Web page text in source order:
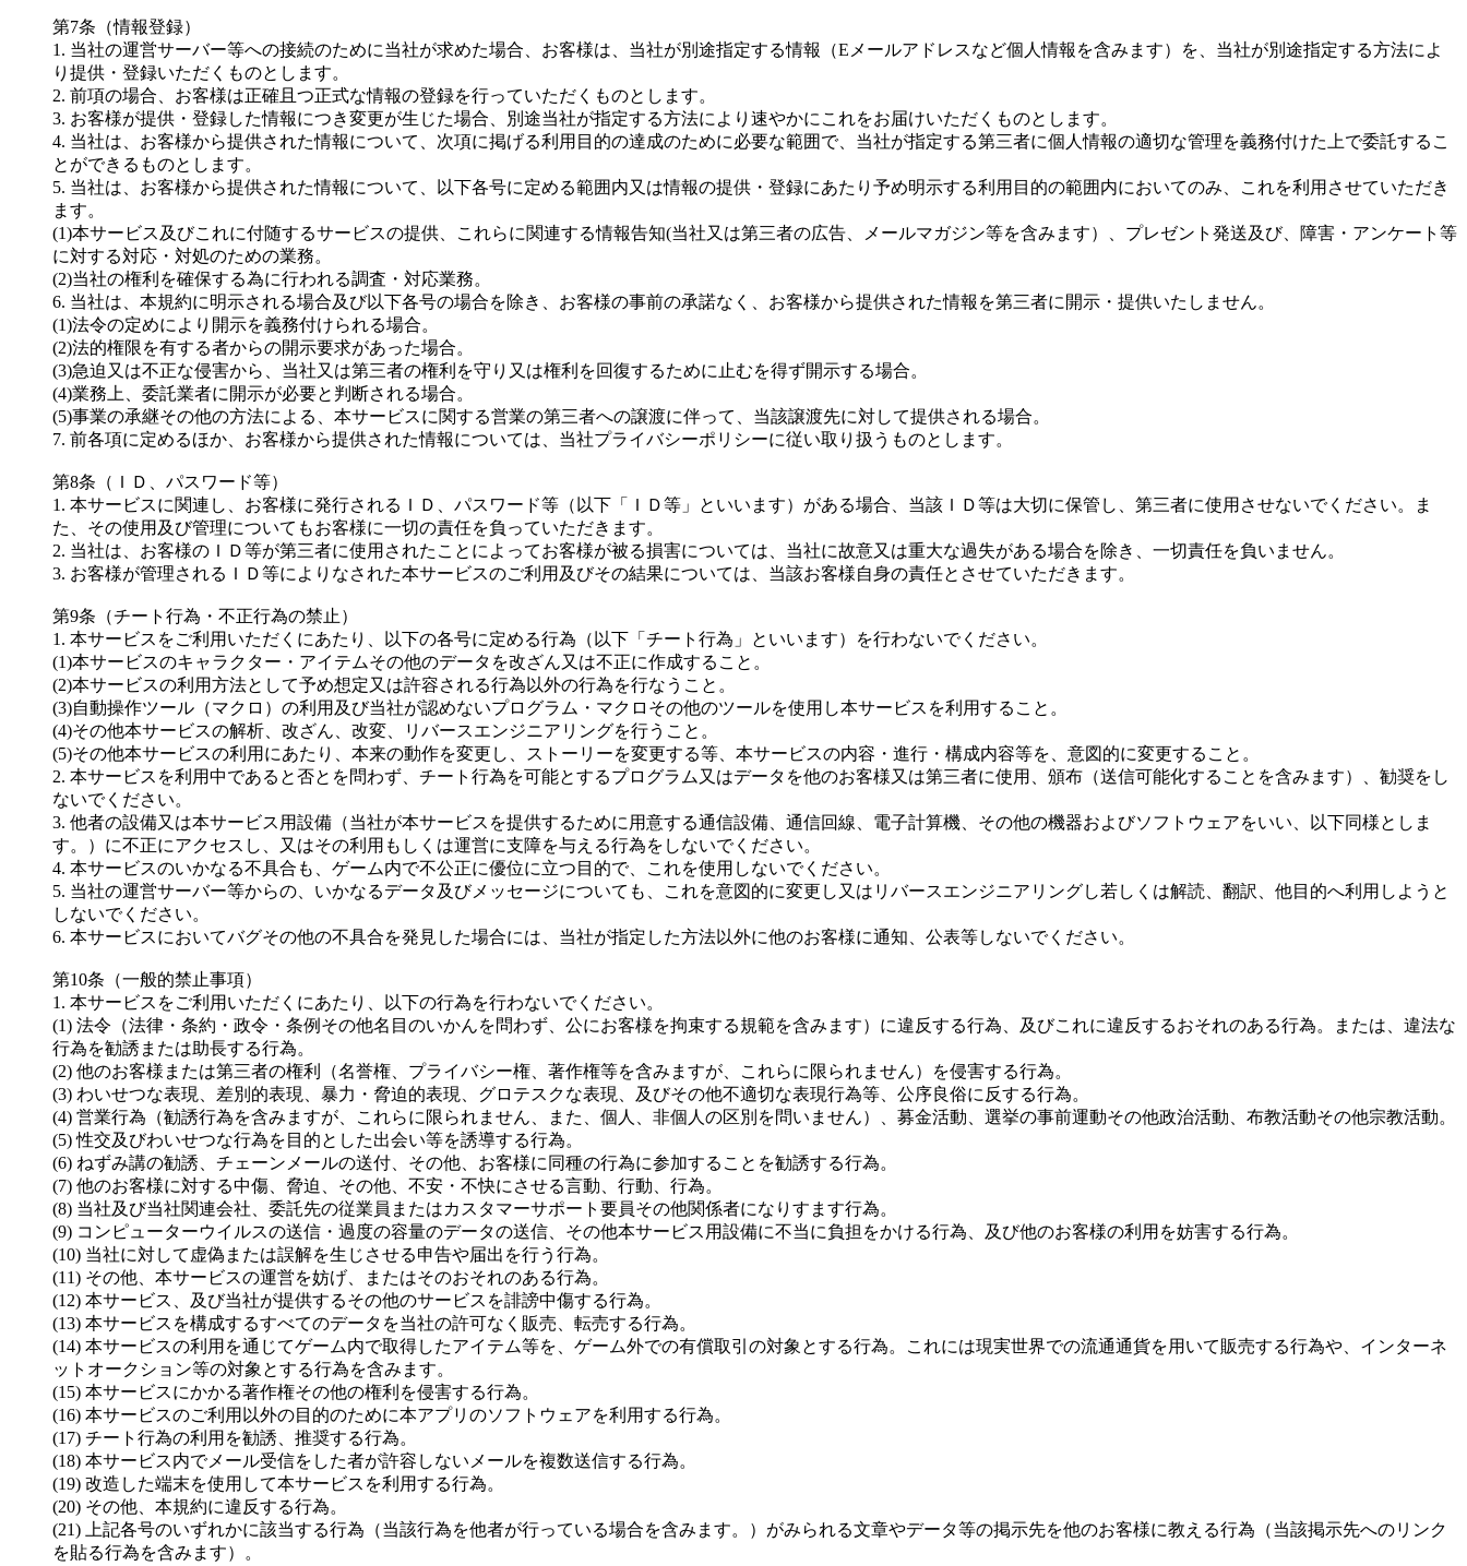
第7条（情報登録）
1. 当社の運営サーバー等への接続のために当社が求めた場合、お客様は、当社が別途指定する情報（Eメールアドレスなど個人情報を含みます）を、当社が別途指定する方法によ
り提供・登録いただくものとします。
2. 前項の場合、お客様は正確且つ正式な情報の登録を行っていただくものとします。
3. お客様が提供・登録した情報につき変更が生じた場合、別途当社が指定する方法により速やかにこれをお届けいただくものとします。
4. 当社は、お客様から提供された情報について、次項に掲げる利用目的の達成のために必要な範囲で、当社が指定する第三者に個人情報の適切な管理を義務付けた上で委託するこ
とができるものとします。
5. 当社は、お客様から提供された情報について、以下各号に定める範囲内又は情報の提供・登録にあたり予め明示する利用目的の範囲内においてのみ、これを利用させていただき
ます。
(1)本サービス及びこれに付随するサービスの提供、これらに関連する情報告知(当社又は第三者の広告、メールマガジン等を含みます）、プレゼント発送及び、障害・アンケート等
に対する対応・対処のための業務。
(2)当社の権利を確保する為に行われる調査・対応業務。
6. 当社は、本規約に明示される場合及び以下各号の場合を除き、お客様の事前の承諾なく、お客様から提供された情報を第三者に開示・提供いたしません。
(1)法令の定めにより開示を義務付けられる場合。
(2)法的権限を有する者からの開示要求があった場合。
(3)急迫又は不正な侵害から、当社又は第三者の権利を守り又は権利を回復するために止むを得ず開示する場合。
(4)業務上、委託業者に開示が必要と判断される場合。
(5)事業の承継その他の方法による、本サービスに関する営業の第三者への譲渡に伴って、当該譲渡先に対して提供される場合。
7. 前各項に定めるほか、お客様から提供された情報については、当社プライバシーポリシーに従い取り扱うものとします。
第8条（ＩＤ、パスワード等）
1. 本サービスに関連し、お客様に発行されるＩＤ、パスワード等（以下「ＩＤ等」といいます）がある場合、当該ＩＤ等は大切に保管し、第三者に使用させないでください。ま
た、その使用及び管理についてもお客様に一切の責任を負っていただきます。
2. 当社は、お客様のＩＤ等が第三者に使用されたことによってお客様が被る損害については、当社に故意又は重大な過失がある場合を除き、一切責任を負いません。
3. お客様が管理されるＩＤ等によりなされた本サービスのご利用及びその結果については、当該お客様自身の責任とさせていただきます。
第9条（チート行為・不正行為の禁止）
1. 本サービスをご利用いただくにあたり、以下の各号に定める行為（以下「チート行為」といいます）を行わないでください。
(1)本サービスのキャラクター・アイテムその他のデータを改ざん又は不正に作成すること。
(2)本サービスの利用方法として予め想定又は許容される行為以外の行為を行なうこと。
(3)自動操作ツール（マクロ）の利用及び当社が認めないプログラム・マクロその他のツールを使用し本サービスを利用すること。
(4)その他本サービスの解析、改ざん、改変、リバースエンジニアリングを行うこと。
(5)その他本サービスの利用にあたり、本来の動作を変更し、ストーリーを変更する等、本サービスの内容・進行・構成内容等を、意図的に変更すること。
2. 本サービスを利用中であると否とを問わず、チート行為を可能とするプログラム又はデータを他のお客様又は第三者に使用、頒布（送信可能化することを含みます）、勧奨をし
ないでください。
3. 他者の設備又は本サービス用設備（当社が本サービスを提供するために用意する通信設備、通信回線、電子計算機、その他の機器およびソフトウェアをいい、以下同様としま
す。）に不正にアクセスし、又はその利用もしくは運営に支障を与える行為をしないでください。
4. 本サービスのいかなる不具合も、ゲーム内で不公正に優位に立つ目的で、これを使用しないでください。
5. 当社の運営サーバー等からの、いかなるデータ及びメッセージについても、これを意図的に変更し又はリバースエンジニアリングし若しくは解読、翻訳、他目的へ利用しようと
しないでください。
6. 本サービスにおいてバグその他の不具合を発見した場合には、当社が指定した方法以外に他のお客様に通知、公表等しないでください。
第10条（一般的禁止事項）
1. 本サービスをご利用いただくにあたり、以下の行為を行わないでください。
(1) 法令（法律・条約・政令・条例その他名目のいかんを問わず、公にお客様を拘束する規範を含みます）に違反する行為、及びこれに違反するおそれのある行為。または、違法な
行為を勧誘または助長する行為。
(2) 他のお客様または第三者の権利（名誉権、プライバシー権、著作権等を含みますが、これらに限られません）を侵害する行為。
(3) わいせつな表現、差別的表現、暴力・脅迫的表現、グロテスクな表現、及びその他不適切な表現行為等、公序良俗に反する行為。
(4) 営業行為（勧誘行為を含みますが、これらに限られません、また、個人、非個人の区別を問いません）、募金活動、選挙の事前運動その他政治活動、布教活動その他宗教活動。
(5) 性交及びわいせつな行為を目的とした出会い等を誘導する行為。
(6) ねずみ講の勧誘、チェーンメールの送付、その他、お客様に同種の行為に参加することを勧誘する行為。
(7) 他のお客様に対する中傷、脅迫、その他、不安・不快にさせる言動、行動、行為。
(8) 当社及び当社関連会社、委託先の従業員またはカスタマーサポート要員その他関係者になりすます行為。
(9) コンピューターウイルスの送信・過度の容量のデータの送信、その他本サービス用設備に不当に負担をかける行為、及び他のお客様の利用を妨害する行為。
(10) 当社に対して虚偽または誤解を生じさせる申告や届出を行う行為。
(11) その他、本サービスの運営を妨げ、またはそのおそれのある行為。
(12) 本サービス、及び当社が提供するその他のサービスを誹謗中傷する行為。
(13) 本サービスを構成するすべてのデータを当社の許可なく販売、転売する行為。
(14) 本サービスの利用を通じてゲーム内で取得したアイテム等を、ゲーム外での有償取引の対象とする行為。これには現実世界での流通通貨を用いて販売する行為や、インターネ
ットオークション等の対象とする行為を含みます。
(15) 本サービスにかかる著作権その他の権利を侵害する行為。
(16) 本サービスのご利用以外の目的のために本アプリのソフトウェアを利用する行為。
(17) チート行為の利用を勧誘、推奨する行為。
(18) 本サービス内でメール受信をした者が許容しないメールを複数送信する行為。
(19) 改造した端末を使用して本サービスを利用する行為。
(20) その他、本規約に違反する行為。
(21) 上記各号のいずれかに該当する行為（当該行為を他者が行っている場合を含みます。）がみられる文章やデータ等の掲示先を他のお客様に教える行為（当該掲示先へのリンク
を貼る行為を含みます）。